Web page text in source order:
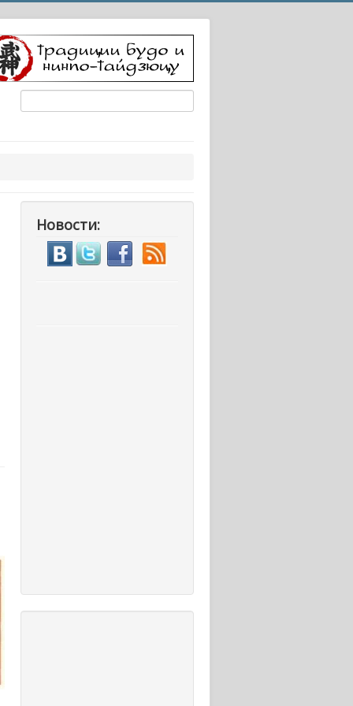
Новости: